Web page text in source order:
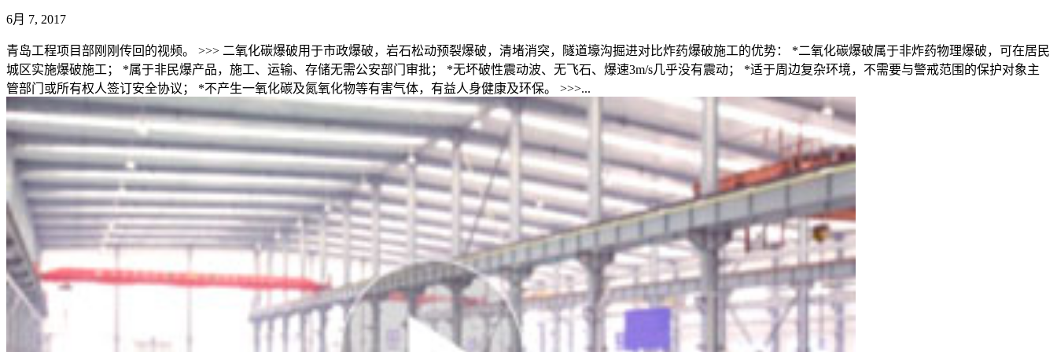
6月 7, 2017
青岛工程项目部刚刚传回的视频。 >>> 二氧化碳爆破用于市政爆破，岩石松动预裂爆破，清堵消突，隧道壕沟掘进对比炸药爆破施工的优势： *二氧化碳爆破属于非炸药物理爆破，可在居民
城区实施爆破施工； *属于非民爆产品，施工、运输、存储无需公安部门审批； *无坏破性震动波、无飞石、爆速3m/s几乎没有震动； *适于周边复杂环境，不需要与警戒范围的保护对象主
管部门或所有权人签订安全协议； *不产生一氧化碳及氮氧化物等有害气体，有益人身健康及环保。 >>>...